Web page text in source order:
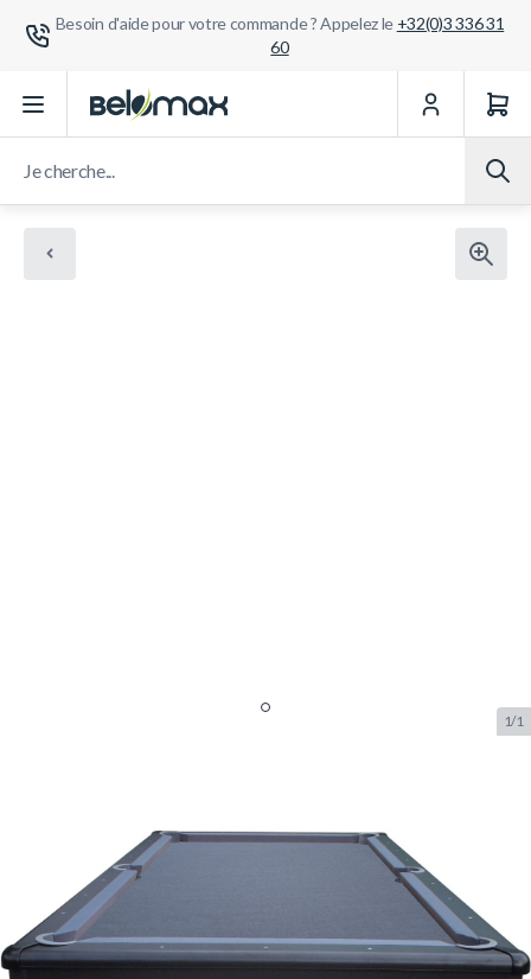
Besoin d'aide pour votre commande ? Appelez le +32(0)3 336 31
60
1/1
Billard mat Noir/slate grey
BUF.9200.597
1 695.– € En stock